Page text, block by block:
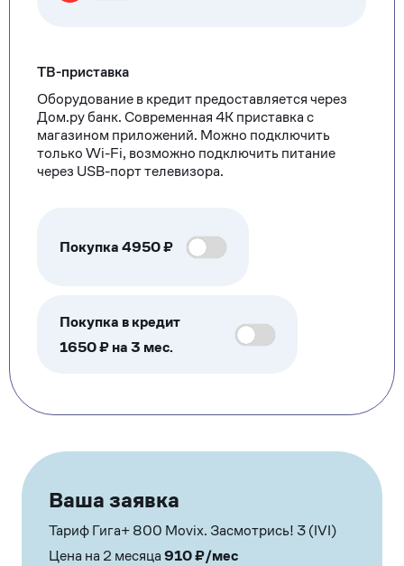
ТВ-приставка
Оборудование в кредит предоставляется через
Дом.ру банк. Современная 4К приставка с
магазином приложений. Можно подключить
только Wi-Fi, возможно подключить питание
через USB-порт телевизора.
Покупка4950₽
Покупка в кредит
1650 ₽ на 3 мес.
Ваша заявка
Тариф Гига+ 800 Movix. Засмотрись! 3 (IVI)
Цена на 2 месяца910₽/мес